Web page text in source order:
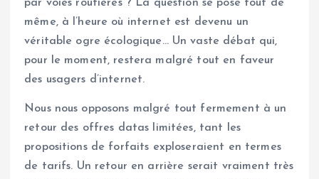
par voies routières ? La question se pose tout de
même, à l’heure où internet est devenu un
véritable ogre écologique… Un vaste débat qui,
pour le moment, restera malgré tout en faveur
des usagers d’internet.
Nous nous opposons malgré tout fermement à un
retour des offres datas limitées, tant les
propositions de forfaits exploseraient en termes
de tarifs. Un retour en arrière serait vraiment très